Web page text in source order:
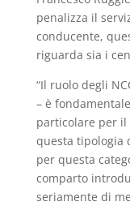
penalizza il
conducente,
riguarda sia i
“Il ruolo degli
– è
particolare per
questa tipologia
per questa
comparto
seriamente di